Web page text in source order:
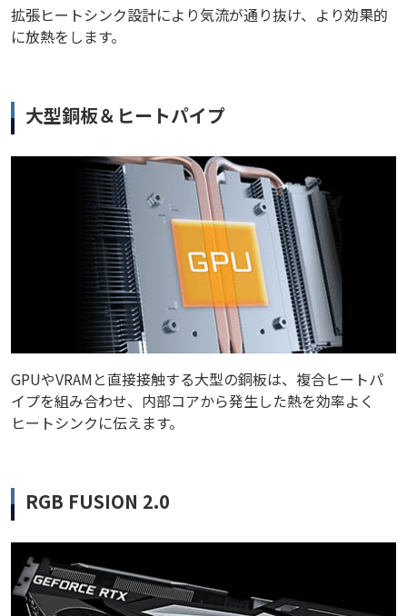
拡張ヒートシンク設計により気流が通り抜け、より効果的
に放熱をします。
大型銅板＆ヒートパイプ
GPUやVRAMと直接接触する大型の銅板は、複合ヒートパ
イプを組み合わせ、内部コアから発生した熱を効率よく
ヒートシンクに伝えます。
RGB FUSION 2.0